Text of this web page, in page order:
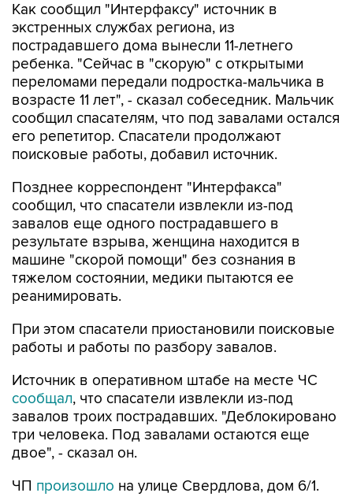
Как сообщил "Интерфаксу" источник в
экстренных службах региона, из
пострадавшего дома вынесли 11-летнего
ребенка. "Сейчас в "скорую" с открытыми
переломами передали подростка-мальчика в
возрасте 11 лет", - сказал собеседник. Мальчик
сообщил спасателям, что под завалами остался
его репетитор. Спасатели продолжают
поисковые работы, добавил источник.
Позднее корреспондент "Интерфакса"
сообщил, что спасатели извлекли из-под
завалов еще одного пострадавшего в
результате взрыва, женщина находится в
машине "скорой помощи" без сознания в
тяжелом состоянии, медики пытаются ее
реанимировать.
При этом спасатели приостановили поисковые
работы и работы по разбору завалов.
Источник в оперативном штабе на месте ЧС
сообщал, что спасатели извлекли из-под
завалов троих пострадавших. "Деблокировано
три человека. Под завалами остаются еще
двое", - сказал он.
ЧП произошло на улице Свердлова, дом 6/1.